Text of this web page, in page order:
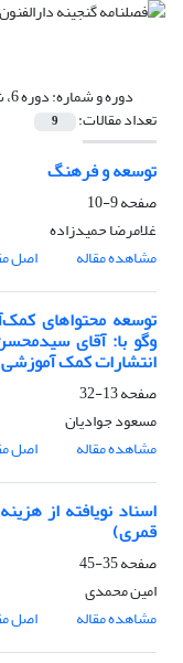
دوره و شماره:دوره 6، شماره 22، تابستان 1402، صفحه 1-124
تعداد مقالات: 9
توسعه و فرهنگ
صفحه9-10
غلامرضا حمیدزاده
مشاهده مقاله
اصل
توسعه محتواهای
وگو با: آقای
انتشارات کمک آموزشی
صفحه13-32
مسعود جوادیان
مشاهده مقاله
اصل
قمری)
صفحه35-45
امین محمدی
مشاهده مقاله
اصل